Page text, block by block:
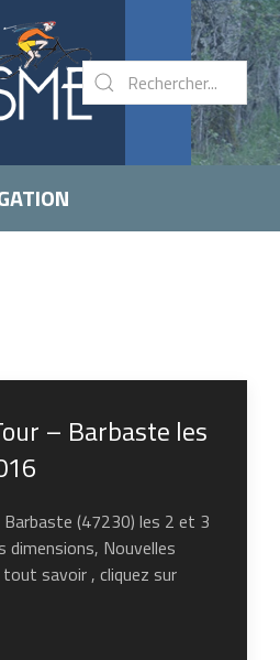
– Barbaste les
(47230) les 2 et 3
dimensions, Nouvelles
savoir , cliquez sur